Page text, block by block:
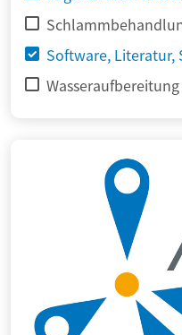
Software, Literatur,
Wasseraufbereitung